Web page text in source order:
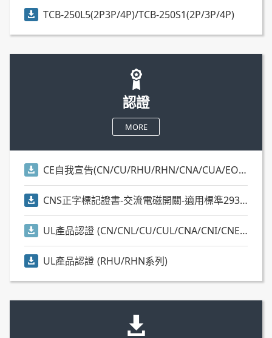
TCB-250L5(2P3P/4P)/TCB-250S1(2P/3P/4P)
認證
MORE
CE自我宣告(CN/CU/RHU/RHN/CNA/CUA/EOCR/EUCR系列)
CNS正字標記證書-交流電磁開關-適用標準2930)
UL產品認證 (CN/CNL/CU/CUL/CNA/CNI/CNE/RAN/RAM等系列)
UL產品認證 (RHU/RHN系列)